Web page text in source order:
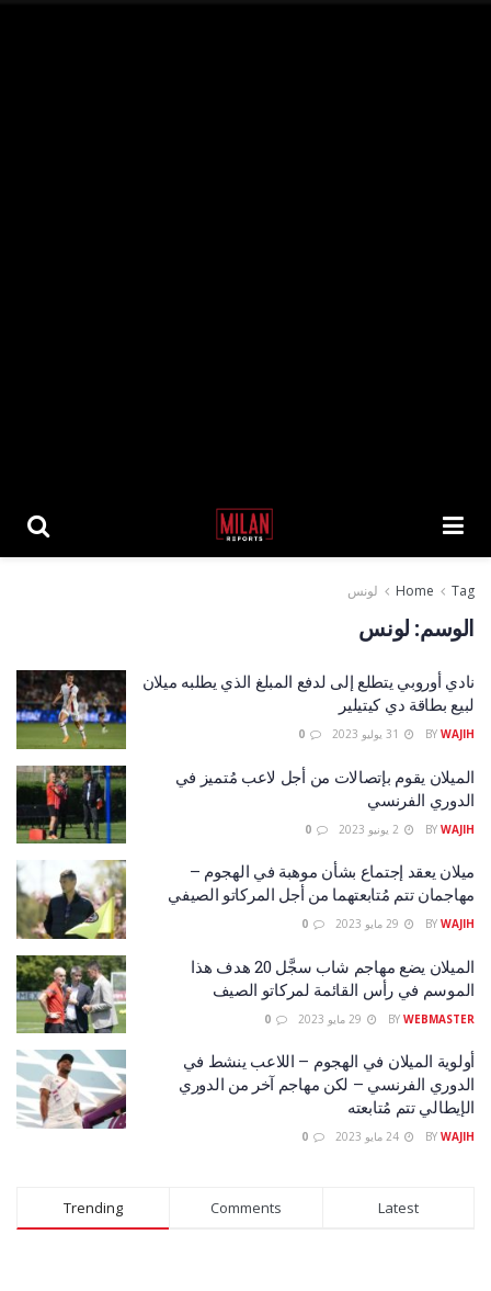
Home Tag لونس
الوسم: لونس
نادي أوروبي يتطلع إلى لدفع المبلغ الذي يطلبه ميلان
لبيع بطاقة دي كيتيلير
BY WAJIH
الميلان يقوم بإتصالات من أجل لاعب مُتميز في
الدوري الفرنسي
BY WAJIH
ميلان يعقد إجتماع بشأن موهبة في الهجوم –
مهاجمان تتم مُتابعتهما من أجل المركاتو الصيفي
BY WAJIH
الميلان يضع مهاجم شاب سجَّل 20 هدف هذا
الموسم في رأس القائمة لمركاتو الصيف
BY WEBMASTER
أولوية الميلان في الهجوم – اللاعب ينشط في
الدوري الفرنسي – لكن مهاجم آخر من الدوري
الإيطالي تتم مُتابعته
BY WAJIH
Trending Comments Latest